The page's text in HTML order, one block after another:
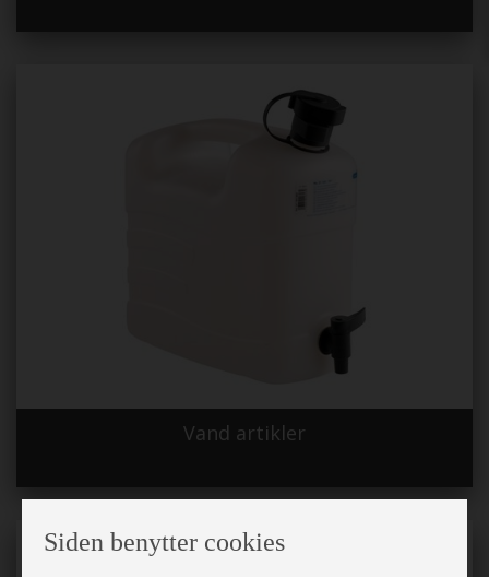
Vand artikler
Siden benytter cookies